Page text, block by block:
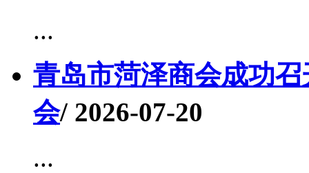
...
青岛市菏泽商会成功
会/ 2026-07-20
...